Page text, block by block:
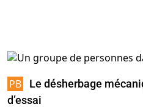
Le désherbage
d’essai